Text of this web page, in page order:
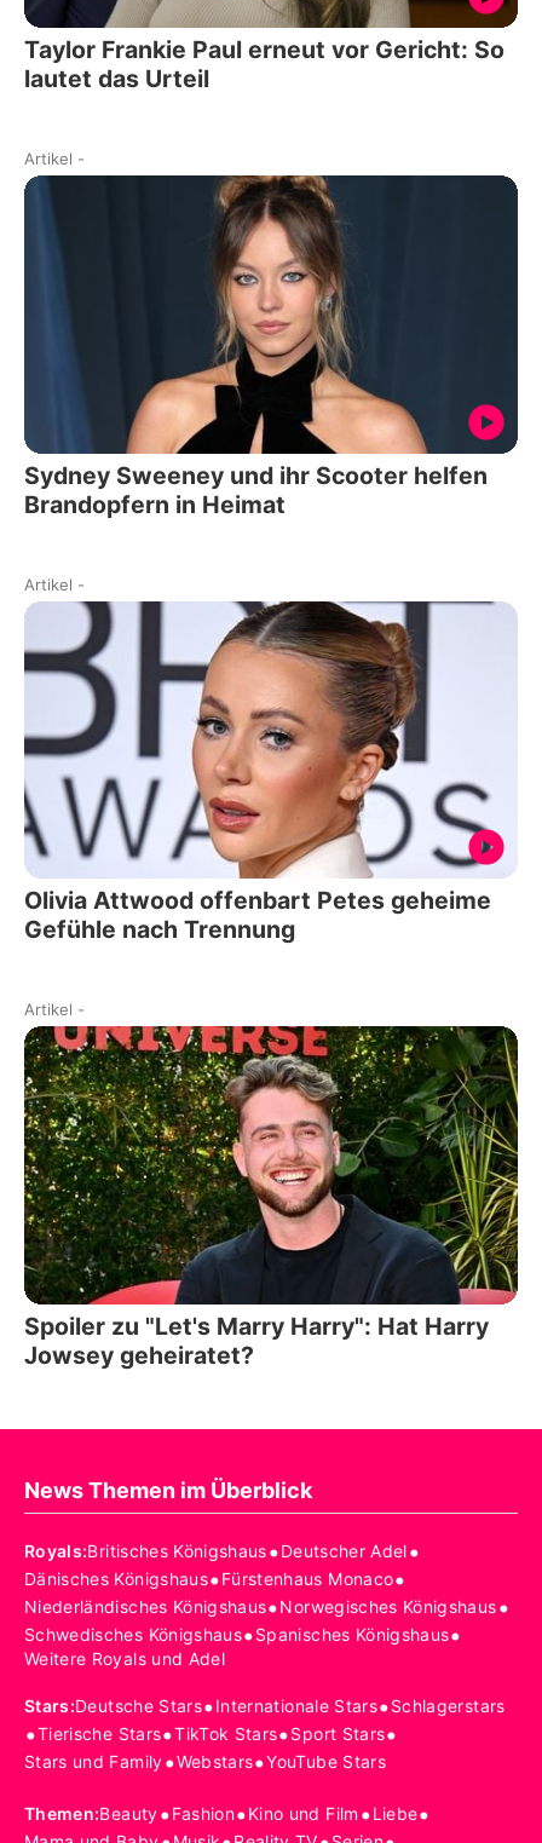
Taylor Frankie Paul erneut vor Gericht: So
lautet das Urteil
Artikel -
Sydney Sweeney und ihr Scooter helfen
Brandopfern in Heimat
Artikel -
Olivia Attwood offenbart Petes geheime
Gefühle nach Trennung
Artikel -
Spoiler zu "Let's Marry Harry": Hat Harry
Jowsey geheiratet?
News Themen im Überblick
Royals:Britisches Königshaus•Deutscher Adel•
Dänisches Königshaus•Fürstenhaus Monaco•
Niederländisches Königshaus•Norwegisches Königshaus•
Schwedisches Königshaus•Spanisches Königshaus•
Weitere Royals und Adel
Stars:Deutsche Stars•Internationale Stars•Schlagerstars
•Tierische Stars•TikTok Stars•Sport Stars•
Stars und Family•Webstars•YouTube Stars
Themen:Beauty•Fashion•Kino und Film •Liebe•